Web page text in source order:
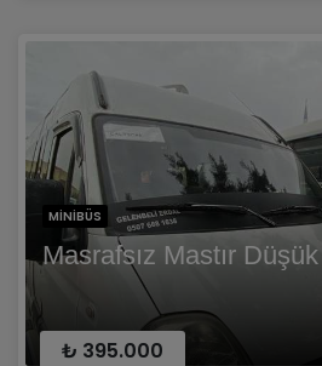
MINIBÜS
Masrafsız Mastır
₺ 395.000